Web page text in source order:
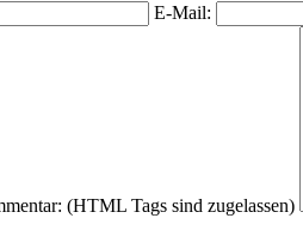
E-Mail:
(HTML Tags sind zugelassen)